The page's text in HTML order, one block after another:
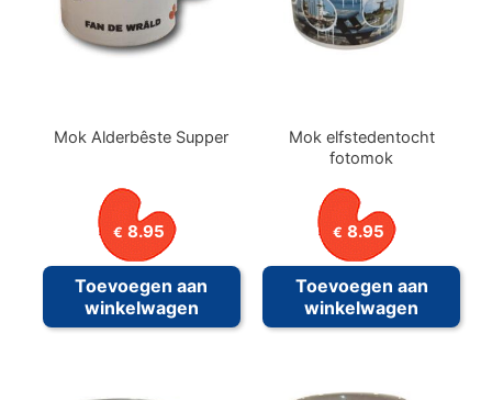
Mok Alderbêste Supper
€ 8.95
Toevoegen aan
winkelwagen
Mok elfstedentocht
fotomok
€ 8.95
Toevoegen aan
winkelwagen